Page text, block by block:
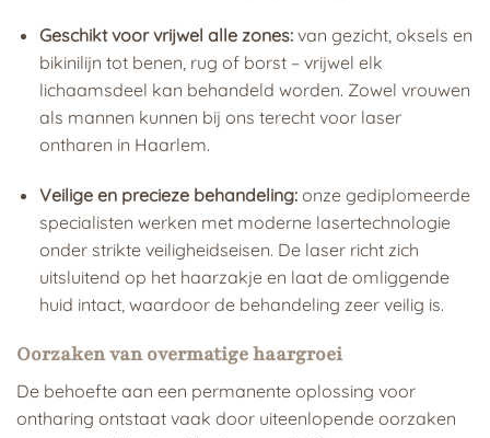
Geschikt voor vrijwel alle zones:van gezicht, oksels en
bikinilijn tot benen, rug of borst – vrijwel elk
lichaamsdeel kan behandeld worden. Zowel vrouwen
als mannen kunnen bij ons terecht voor laser
ontharen in Haarlem.
Veilige en precieze behandeling:onze gediplomeerde
specialisten werken met moderne lasertechnologie
onder strikte veiligheidseisen. De laser richt zich
uitsluitend op het haarzakje en laat de omliggende
huid intact, waardoor de behandeling zeer veilig is.
Oorzaken van overmatige haargroei
De behoefte aan een permanente oplossing voor
ontharing ontstaat vaak door uiteenlopende oorzaken